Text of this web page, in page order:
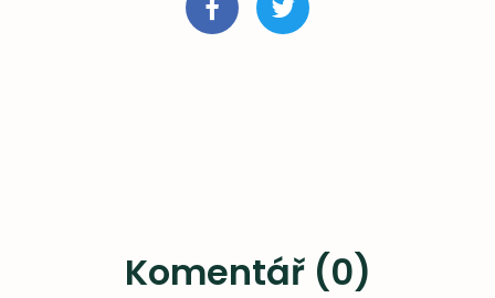
Komentář (0)